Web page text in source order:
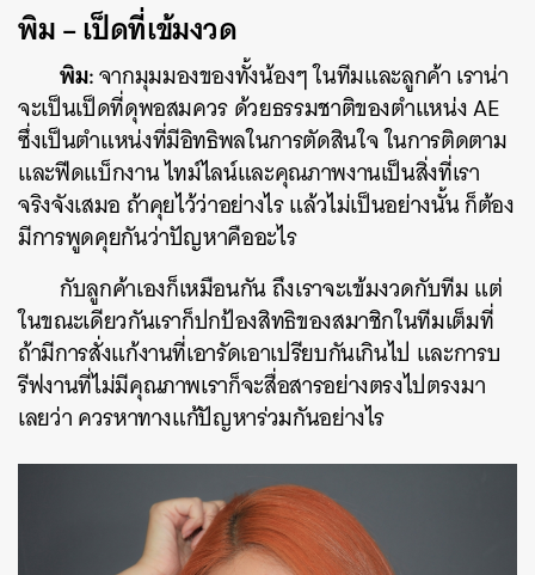
พิม– เป็ดที่เข้มงวด
พิม:จากมุมมองของทั้งน้องๆ ในทีมและลูกค้า เราน่า
จะเป็นเป็ดที่ดุพอสมควร ด้วยธรรมชาติของตำแหน่ง AE
ซึ่งเป็นตำแหน่งที่มีอิทธิพลในการตัดสินใจ ในการติดตาม
และฟีดแบ็กงาน ไทม์ไลน์และคุณภาพงานเป็นสิ่งที่เรา
จริงจังเสมอ ถ้าคุยไว้ว่าอย่างไร แล้วไม่เป็นอย่างนั้น ก็ต้อง
มีการพูดคุยกันว่าปัญหาคืออะไร
กับลูกค้าเองก็เหมือนกัน ถึงเราจะเข้มงวดกับทีม แต่
ในขณะเดียวกันเราก็ปกป้องสิทธิของสมาชิกในทีมเต็มที่
ถ้ามีการสั่งแก้งานที่เอารัดเอาเปรียบกันเกินไป และการบ
รีฟงานที่ไม่มีคุณภาพเราก็จะสื่อสารอย่างตรงไปตรงมา
เลยว่า ควรหาทางแก้ปัญหาร่วมกันอย่างไร
ค้นหา
SHARE TWEET LINE EMAIL